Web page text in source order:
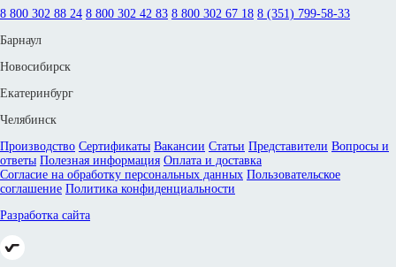
8 800 302 88 24 8 800 302 42 83 8 800 302 67 18 8 (351) 799-58-33
Барнаул
Новосибирск
Екатеринбург
Челябинск
Производство Сертификаты Вакансии Статьи Представители Вопросы и
ответы Полезная информация Оплата и доставка
Согласие на обработку персональных данных Пользовательское
соглашение Политика конфиденциальности
Разработка сайта